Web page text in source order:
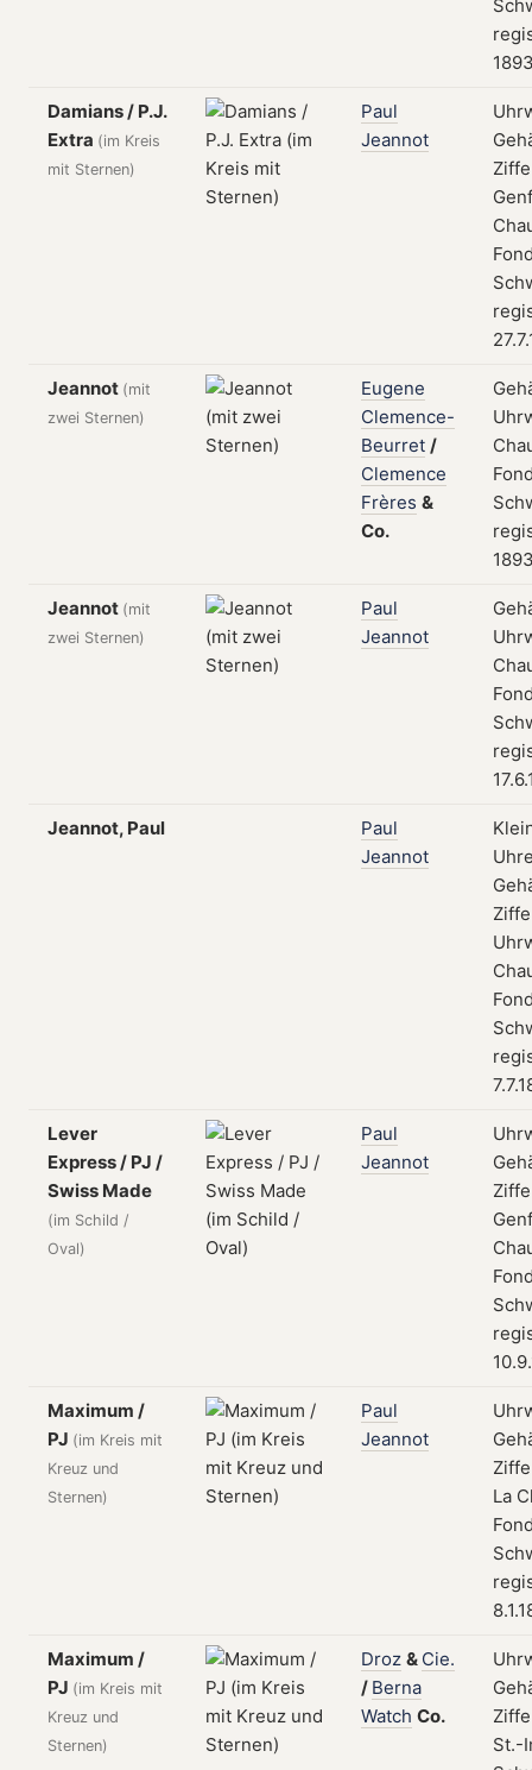
Damians / P.J.
Extra (im Kreis
mit Sternen)
Paul
Jeannot
Jeannot (mit
zwei Sternen)
Eugene
Clemence-
Beurret /
Clemence
Frères &
Co.
Jeannot (mit
zwei Sternen)
Paul
Jeannot
Jeannot, Paul
Paul
Jeannot
Lever
Express / PJ /
Swiss Made
(im Schild /
Oval)
Paul
Jeannot
Maximum /
PJ (im Kreis mit
Kreuz und
Sternen)
Paul
Jeannot
La
Maximum /
PJ (im Kreis mit
Kreuz und
Sternen)
Droz & Cie.
/ Berna
Watch Co.
St.-